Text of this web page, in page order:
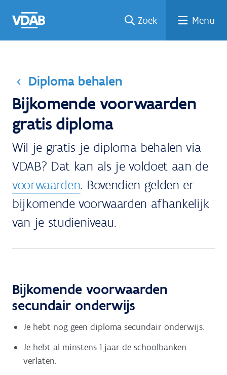
naar
een
een
job
naar
Zoek Menu
Diploma behalen
Bijkomende voorwaarden
gratis diploma
Wil je gratis je diploma behalen via
VDAB? Dat kan als je voldoet aan de
voorwaarden. Bovendien gelden er
bijkomende voorwaarden afhankelijk
van je studieniveau.
Bijkomende voorwaarden
secundair onderwijs
Je hebt nog geen diploma secundair onderwijs.
Je hebt al minstens 1 jaar de schoolbanken
verlaten.